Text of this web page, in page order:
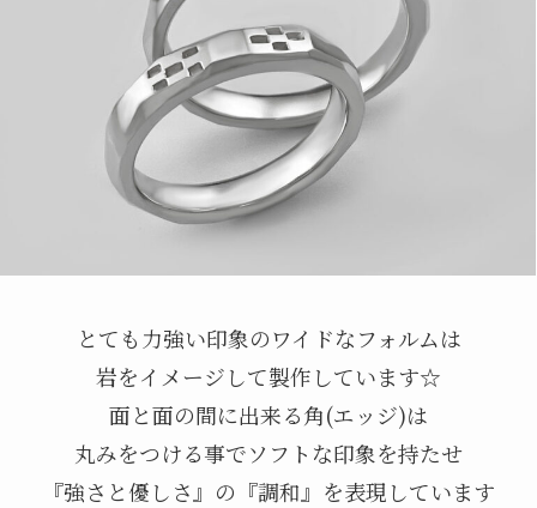
とても力強い印象のワイドなフォルムは
岩をイメージして製作しています☆
面と面の間に出来る角(エッジ)は
丸みをつける事でソフトな印象を持たせ
『強さと優しさ』の『調和』を表現しています